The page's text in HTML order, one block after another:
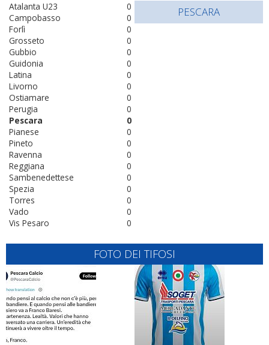
0
Atalanta U23
0
Campobasso
0
Forlì
0
Grosseto
0
Gubbio
0
Guidonia
0
Latina
0
Livorno
0
Ostiamare
0
Perugia
0
Pescara
0
Pianese
0
Pineto
0
Ravenna
0
Reggiana
0
Sambenedettese
0
Spezia
0
Torres
0
Vado
0
Vis Pesaro
PESCARA
FOTO DEI TIFOSI